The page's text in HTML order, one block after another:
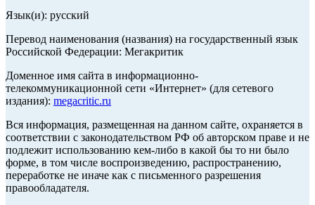
Язык(и): русский
Перевод наименования (названия) на государственный язык
Российской Федерации: Мегакритик
Доменное имя сайта в информационно-
телекоммуникационной сети «Интернет» (для сетевого
издания): megacritic.ru
Вся информация, размещенная на данном сайте, охраняется в
соответствии с законодательством РФ об авторском праве и не
подлежит использованию кем-либо в какой бы то ни было
форме, в том числе воспроизведению, распространению,
переработке не иначе как с письменного разрешения
правообладателя.